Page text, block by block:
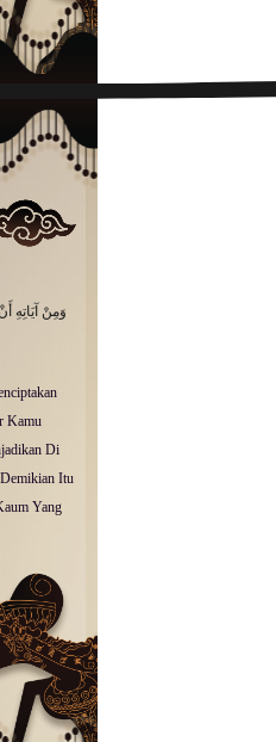
وَمِنْ آيَاتِهِ
Kamu
Di
Itu
Yang